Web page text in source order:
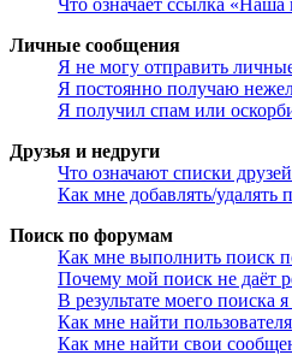
Личные сообщения
Я не могу отправить
Я постоянно получаю
Я получил спам или
Друзья и недруги
Что означают списки
Как мне добавлять/удалять
Поиск по форумам
Как мне выполнить поиск
Почему мой поиск не даёт
В результате моего поиска
Как мне найти
Как мне найти свои